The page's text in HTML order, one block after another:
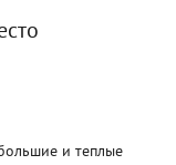
и теплые